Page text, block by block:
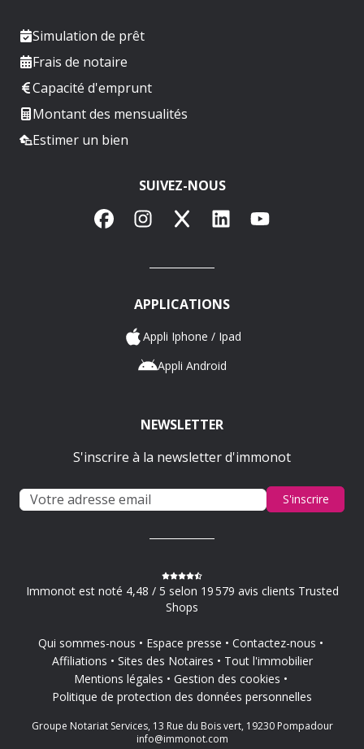
Simulation de prêt
Frais de notaire
Capacité d'emprunt
Montant des mensualités
Estimer un bien
SUIVEZ-NOUS
FacebookInstagram
X LinkedInYouTube
APPLICATIONS
Appli Iphone / Ipad
Appli Android
NEWSLETTER
S'inscrire à la newsletter d'immonot
S'inscrire
Immonot est noté 4,48 / 5 selon 19 579 avis clients Trusted
Shops
Qui sommes-nous Espace presse
Contactez-nous
Affiliations
Sites des Notaires
Tout l'immobilier
Mentions légales
Gestion des cookies
Politique de protection des données personnelles
Groupe Notariat Services, 13 Rue du Bois vert, 19230 Pompadour
info@immonot.com